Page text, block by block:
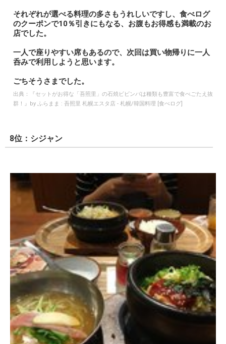
それぞれが選べる料理の多さもうれしいですし、食べログ
のクーポンで10％引きにもなる、お腹もお得感も満載のお
店でした。
一人で座りやすい席もあるので、次回は買い物帰りに一人
呑みで利用しようと思います。
ごちそうさまでした。
出典：
『セットがお得な「吾照里」の石焼ビビンバは種類も豊富で食べごたえ抜
群！』by ふらまま : 吾照里 札幌エスタ店 - 札幌/韓国料理 [食べログ]
8位：シジャン